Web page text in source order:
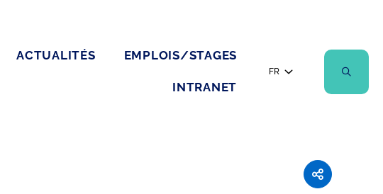
ACTUALITÉS EMPLOIS/STAGES
INTRANET
FR